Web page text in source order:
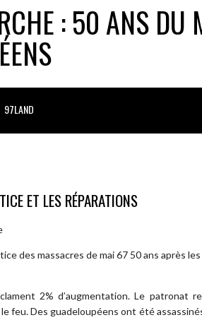
: 50 ANS DU
97LAND
ET LES RÉPARATIONS
des massacres de mai 67 50 ans après
2% d’augmentation. Le patronat
le feu. Des guadeloupéens ont été